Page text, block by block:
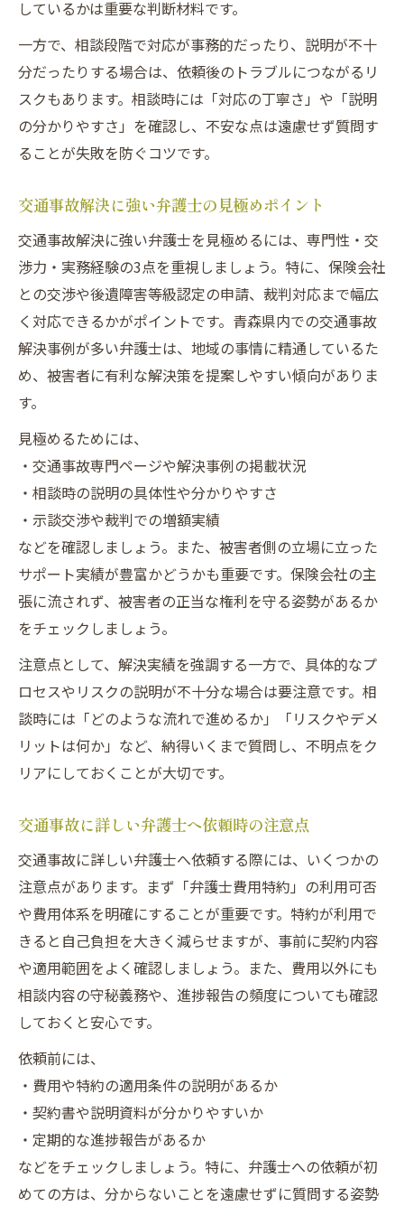
しているかは重要な判断材料です。
一方で、相談段階で対応が事務的だったり、説明が不十
分だったりする場合は、依頼後のトラブルにつながるリ
スクもあります。相談時には「対応の丁寧さ」や「説明
の分かりやすさ」を確認し、不安な点は遠慮せず質問す
ることが失敗を防ぐコツです。
交通事故解決に強い弁護士の見極めポイント
交通事故解決に強い弁護士を見極めるには、専門性・交
渉力・実務経験の3点を重視しましょう。特に、保険会社
との交渉や後遺障害等級認定の申請、裁判対応まで幅広
く対応できるかがポイントです。青森県内での交通事故
解決事例が多い弁護士は、地域の事情に精通しているた
め、被害者に有利な解決策を提案しやすい傾向がありま
す。
見極めるためには、
・交通事故専門ページや解決事例の掲載状況
・相談時の説明の具体性や分かりやすさ
・示談交渉や裁判での増額実績
などを確認しましょう。また、被害者側の立場に立った
サポート実績が豊富かどうかも重要です。保険会社の主
張に流されず、被害者の正当な権利を守る姿勢があるか
をチェックしましょう。
注意点として、解決実績を強調する一方で、具体的なプ
ロセスやリスクの説明が不十分な場合は要注意です。相
談時には「どのような流れで進めるか」「リスクやデメ
リットは何か」など、納得いくまで質問し、不明点をク
リアにしておくことが大切です。
交通事故に詳しい弁護士へ依頼時の注意点
交通事故に詳しい弁護士へ依頼する際には、いくつかの
注意点があります。まず「弁護士費用特約」の利用可否
や費用体系を明確にすることが重要です。特約が利用で
きると自己負担を大きく減らせますが、事前に契約内容
や適用範囲をよく確認しましょう。また、費用以外にも
相談内容の守秘義務や、進捗報告の頻度についても確認
しておくと安心です。
依頼前には、
・費用や特約の適用条件の説明があるか
・契約書や説明資料が分かりやすいか
・定期的な進捗報告があるか
などをチェックしましょう。特に、弁護士への依頼が初
めての方は、分からないことを遠慮せずに質問する姿勢